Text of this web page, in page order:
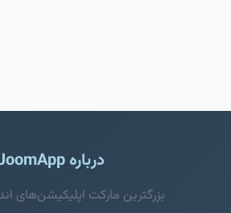
درباره JoomApp
بزرگترین مارکت اپلیکیشن‌های